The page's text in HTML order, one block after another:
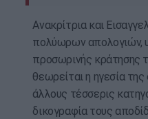
Ανακρίτρια και
πολύωρων απολογιών,
προσωρινής κράτησης
θεωρείται η ηγεσία
άλλους τέσσερις
δικογραφία τους